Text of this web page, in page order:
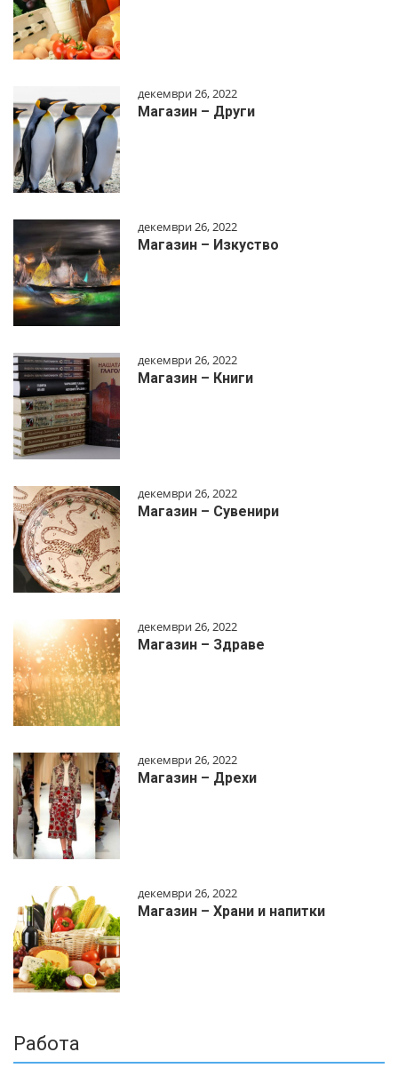
декември 26, 2022
Магазин – Други
декември 26, 2022
Магазин – Изкуство
декември 26, 2022
Магазин – Книги
декември 26, 2022
Магазин – Сувенири
декември 26, 2022
Магазин – Здраве
декември 26, 2022
Магазин – Дрехи
декември 26, 2022
Магазин – Храни и напитки
Работа